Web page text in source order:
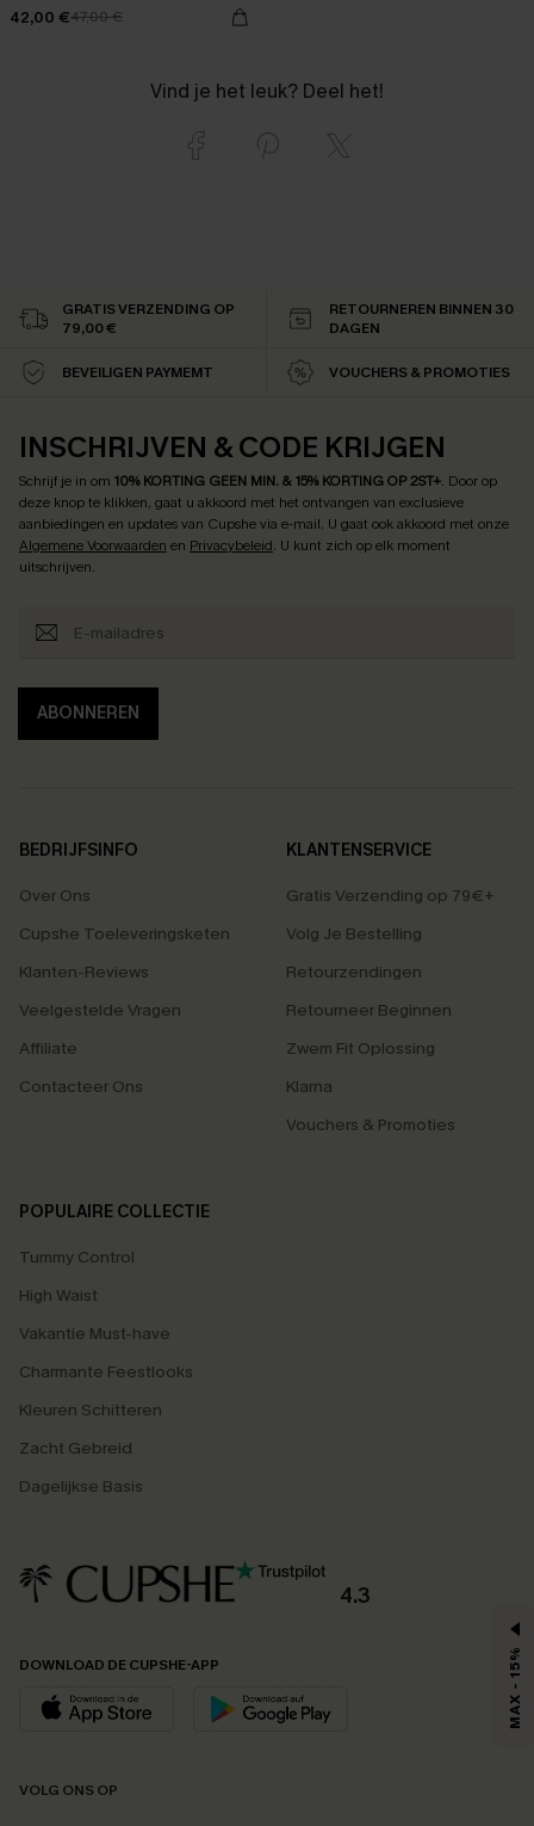
42,00 €47,00 €
Vind je het leuk? Deel het!
GRATIS VERZENDING OP
79,00 €
RETOURNEREN BINNEN 30
DAGEN
BEVEILIGEN PAYMEMT VOUCHERS & PROMOTIES
INSCHRIJVEN & CODE KRIJGEN
Schrijf je in om 10% KORTING GEEN MIN. & 15% KORTING OP 2ST+. Door op
deze knop te klikken, gaat u akkoord met het ontvangen van exclusieve
aanbiedingen en updates van Cupshe via e-mail. U gaat ook akkoord met onze
Algemene Voorwaarden en Privacybeleid. U kunt zich op elk moment
uitschrijven.
ABONNEREN
BEDRIJFSINFO
Over Ons
Cupshe Toeleveringsketen
Klanten-Reviews
Veelgestelde Vragen
Affiliate
Contacteer Ons
KLANTENSERVICE
Gratis Verzending op 79€+
Volg Je Bestelling
Retourzendingen
Retourneer Beginnen
Zwem Fit Oplossing
Klarna
Vouchers & Promoties
POPULAIRE COLLECTIE
Tummy Control
High Waist
Vakantie Must-have
Charmante Feestlooks
Kleuren Schitteren
Zacht Gebreid
Dagelijkse Basis
4.3
DOWNLOAD DE CUPSHE-APP
VOLG ONS OP
MAX - 15%